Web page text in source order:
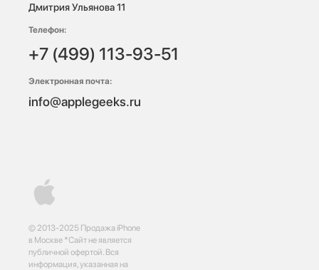
© 2013-2025 Продажа iPhone
в Москве *Сайт не является
публичной офертой. Вся
информация, указанная на
Дмитрия Ульянова 11
Телефон:
+7 (499) 113-93-51
Электронная почта:
info@applegeeks.ru